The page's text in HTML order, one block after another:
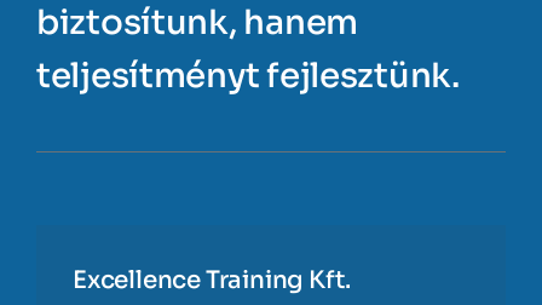
biztosítunk, hanem
teljesítményt fejlesztünk.
Excellence Training Kft.